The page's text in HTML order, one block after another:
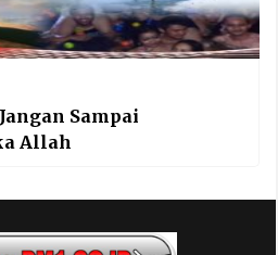
Sampai
Allah